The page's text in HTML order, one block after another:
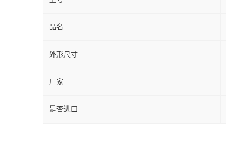
品名
外形尺寸
厂家
是否进口